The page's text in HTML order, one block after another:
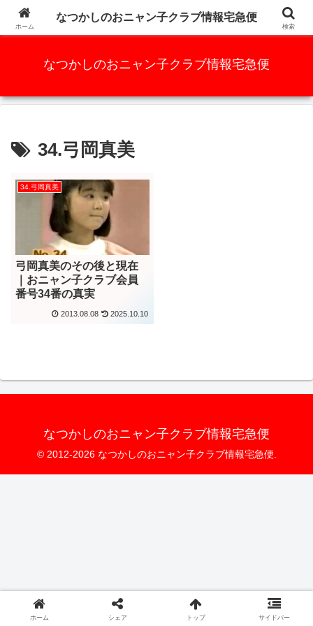
かつての人気アイドルグループ、元祖AKB48と言っても過言ではな
なつかしのおニャン子クラブ情報宅急便
34.弓岡真美
34.弓岡真美
弓岡真美のその後と現在
｜おニャン子クラブ会員
番号34番の真実
2013.08.08 2025.10.10
なつかしのおニャン子クラブ情報宅急便
© 2012-2026 なつかしのおニャン子クラブ情報宅急便.
ホーム
なつかしのおニャン子クラブ情報宅急便
検索
ホーム シェア トップ サイドバー